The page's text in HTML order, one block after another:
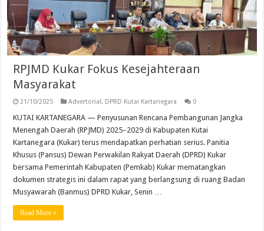
RPJMD Kukar Fokus Kesejahteraan
Masyarakat
21/10/2025 Advertorial, DPRD Kutai Kartanegara 0
KUTAI KARTANEGARA — Penyusunan Rencana Pembangunan Jangka
Menengah Daerah (RPJMD) 2025–2029 di Kabupaten Kutai
Kartanegara (Kukar) terus mendapatkan perhatian serius. Panitia
Khusus (Pansus) Dewan Perwakilan Rakyat Daerah (DPRD) Kukar
bersama Pemerintah Kabupaten (Pemkab) Kukar mematangkan
dokumen strategis ini dalam rapat yang berlangsung di ruang Badan
Musyawarah (Banmus) DPRD Kukar, Senin …
Read More »